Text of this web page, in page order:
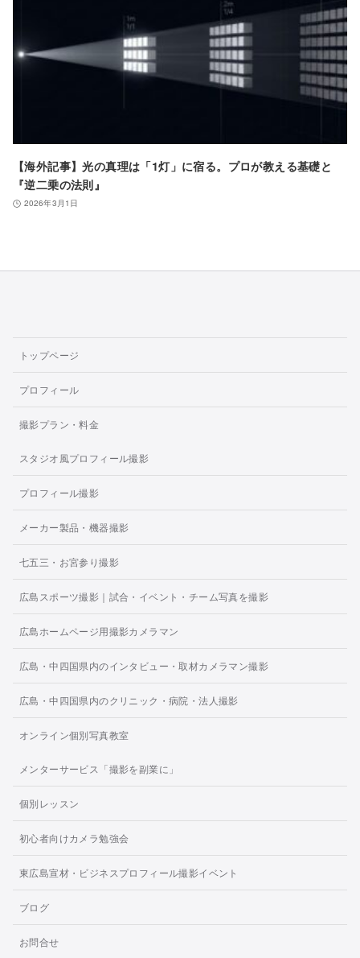
【海外記事】光の真理は「1灯」に宿る。プロが教える基礎と
『逆二乗の法則』
2026年3月1日
トップページ
プロフィール
撮影プラン・料金
スタジオ風プロフィール撮影
プロフィール撮影
メーカー製品・機器撮影
七五三・お宮参り撮影
広島スポーツ撮影｜試合・イベント・チーム写真を撮影
広島ホームページ用撮影カメラマン
広島・中四国県内のインタビュー・取材カメラマン撮影
広島・中四国県内のクリニック・病院・法人撮影
オンライン個別写真教室
メンターサービス「撮影を副業に」
個別レッスン
初心者向けカメラ勉強会
東広島宣材・ビジネスプロフィール撮影イベント
ブログ
お問合せ